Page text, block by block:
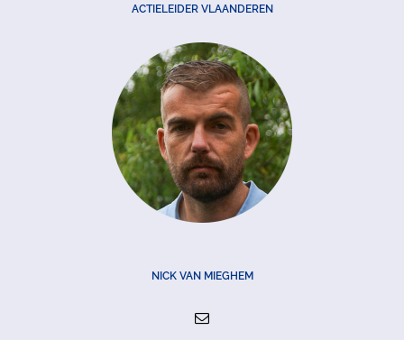
ACTIELEIDER VLAANDEREN
NICK VAN MIEGHEM